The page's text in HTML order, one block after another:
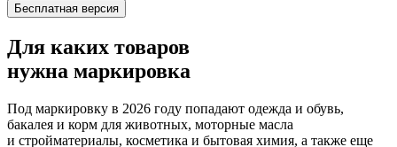
Бесплатная версия
Для каких товаров
нужна маркировка
Под маркировку в 2026 году попадают одежда и обувь,
бакалея и корм для животных, моторные масла
и стройматериалы, косметика и бытовая химия, а также еще